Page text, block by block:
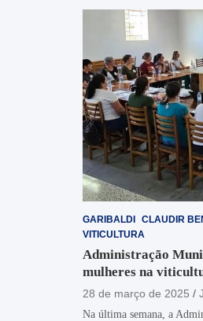
GARIBALDI CLAUDIR
VITICULTURA
Administração
mulheres na
28 de março de 2025
Na última semana, a